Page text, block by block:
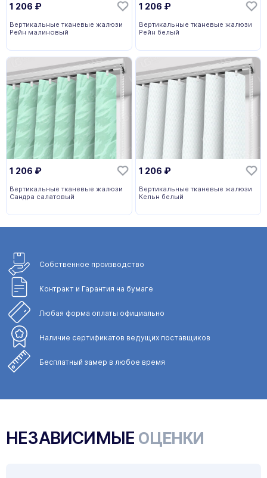
1 206 ₽
Вертикальные тканевые жалюзи
Рейн малиновый
1 206 ₽
Вертикальные тканевые жалюзи
Рейн белый
1 206 ₽
Вертикальные тканевые жалюзи
Сандра салатовый
1 206 ₽
Вертикальные тканевые жалюзи
Кельн белый
Собственное производство
Контракт и Гарантия на бумаге
Любая форма оплаты официально
Наличие сертификатов ведущих поставщиков
Бесплатный замер в любое время
НЕЗАВИСИМЫЕ ОЦЕНКИ